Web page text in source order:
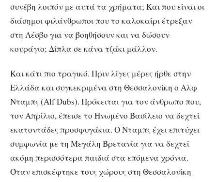
συνέβη λοιπόν με αυτά τα χρήματα; Και που είναι οι
διάσημοι φιλάνθρωποι που το καλοκαίρι έτρεξαν
στη Λέσβο για να βοηθήσουν και να δώσουν
κουράγιο; Δίπλα σε κάνα τζάκι μάλλον.
Και κάτι πιο τραγικό. Πριν λίγες μέρες ήρθε στην
Ελλάδα και συγκεκριμένα στη Θεσσαλονίκη ο Αλφ
Νταμπς (Alf Dubs). Πρόκειται για τον άνθρωπο που,
τον Απρίλιο, έπεισε το Ηνωμένο Βασίλειο να δεχτεί
εκατοντάδες προσφυγάκια. Ο Νταμπς έχει επιτύχει
συμφωνία με τη Μεγάλη Βρετανία για να δεχτεί
ακόμη περισσότερα παιδιά στα επόμενα χρόνια.
Όταν επισκέφτηκε τους χώρους στη Θεσσαλονίκη